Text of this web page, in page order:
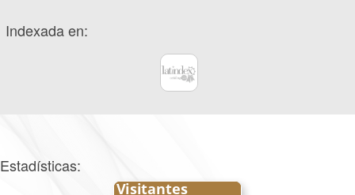
Indexada en:
Estadísticas: